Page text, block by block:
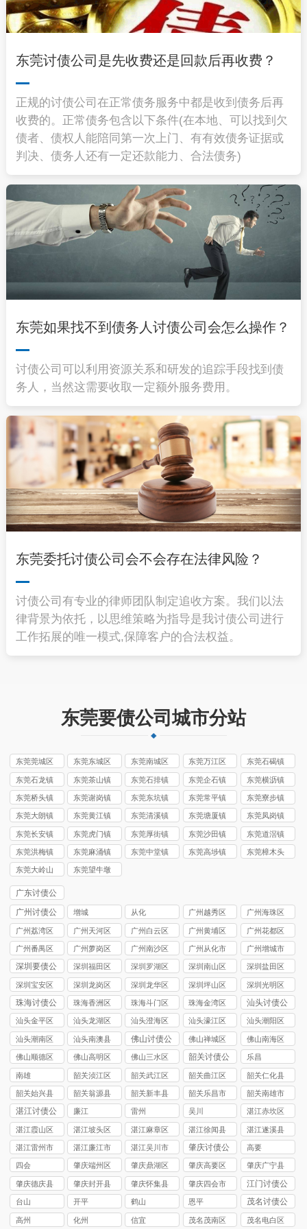
东莞讨债公司是先收费还是回款后再收费？
正规的讨债公司在正常债务服务中都是收到债务后再
收费的。正常债务包含以下条件(在本地、可以找到欠
债者、债权人能陪同第一次上门、有有效债务证据或
判决、债务人还有一定还款能力、合法债务)
东莞如果找不到债务人讨债公司会怎么操作？
讨债公司可以利用资源关系和研发的追踪手段找到债
务人，当然这需要收取一定额外服务费用。
东莞委托讨债公司会不会存在法律风险？
讨债公司有专业的律师团队制定追收方案。我们以法
律背景为依托，以思维策略为指导是我讨债公司进行
工作拓展的唯一模式,保障客户的合法权益。
东莞要债公司城市分站
东莞莞城区
讨债公司
东莞东城区
讨债公司
东莞南城区
讨债公司
东莞万江区
讨债公司
东莞石碣镇
讨债公司
东莞石龙镇
讨债公司
东莞茶山镇
讨债公司
东莞石排镇
讨债公司
东莞企石镇
讨债公司
东莞横沥镇
讨债公司
东莞桥头镇
讨债公司
东莞谢岗镇
讨债公司
东莞东坑镇
讨债公司
东莞常平镇
讨债公司
东莞寮步镇
讨债公司
东莞大朗镇
讨债公司
东莞黄江镇
讨债公司
东莞清溪镇
讨债公司
东莞塘厦镇
讨债公司
东莞凤岗镇
讨债公司
东莞长安镇
讨债公司
东莞虎门镇
讨债公司
东莞厚街镇
讨债公司
东莞沙田镇
讨债公司
东莞道滘镇
讨债公司
东莞洪梅镇
讨债公司
东莞麻涌镇
讨债公司
东莞中堂镇
东莞高埗镇
东莞樟木头
东莞大岭山
镇讨债公司
东莞望牛墩
广东讨债公
司
广州讨债公
司
增城 从化
广州越秀区
讨债公司
广州海珠区
讨债公司
广州荔湾区
讨债公司
广州天河区
讨债公司
广州白云区
讨债公司
广州黄埔区
讨债公司
广州花都区
讨债公司
广州番禺区
讨债公司
广州萝岗区
讨债公司
广州南沙区
讨债公司
广州从化市
讨债公司
广州增城市
讨债公司
深圳要债公
司
深圳福田区
要债公司
深圳罗湖区
要债公司
深圳南山区
要债公司
深圳盐田区
要债公司
深圳宝安区
要债公司
深圳龙岗区
要债公司
深圳龙华区
要债公司
深圳坪山区
要债公司
深圳光明区
要债公司
珠海讨债公
司
珠海香洲区
讨债公司
珠海斗门区
讨债公司
珠海金湾区
讨债公司
汕头讨债公
司
汕头金平区
讨债公司
汕头龙湖区
讨债公司
汕头澄海区
讨债公司
汕头濠江区
讨债公司
汕头潮阳区
讨债公司
汕头潮南区
讨债公司
汕头南澳县
讨债公司
佛山讨债公
司
佛山禅城区
讨债公司
佛山南海区
讨债公司
佛山顺德区
讨债公司
佛山高明区
讨债公司
佛山三水区
讨债公司
韶关讨债公
司
乐昌
南雄
韶关浈江区
讨债公司
韶关武江区
讨债公司
韶关曲江区
讨债公司
韶关仁化县
讨债公司
韶关始兴县
讨债公司
韶关翁源县
讨债公司
韶关新丰县
讨债公司
韶关乐昌市
讨债公司
韶关南雄市
讨债公司
湛江讨债公
司
廉江 雷州 吴川
湛江赤坎区
讨债公司
湛江霞山区
讨债公司
湛江坡头区
讨债公司
湛江麻章区
讨债公司
湛江徐闻县
讨债公司
湛江遂溪县
讨债公司
湛江雷州市
讨债公司
湛江廉江市
讨债公司
湛江吴川市
讨债公司
肇庆讨债公
司
高要
四会
肇庆端州区
讨债公司
肇庆鼎湖区
讨债公司
肇庆高要区
讨债公司
肇庆广宁县
讨债公司
肇庆德庆县
讨债公司
肇庆封开县
讨债公司
肇庆怀集县
讨债公司
肇庆四会市
讨债公司
江门讨债公
司
台山 开平 鹤山 恩平
茂名讨债公
司
高州 化州 信宜 茂名茂南区 茂名电白区